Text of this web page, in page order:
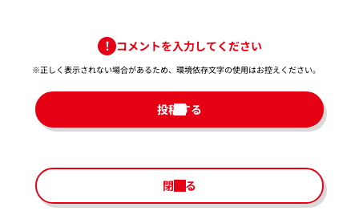
コメントを入力してください
※正しく表示されない場合があるため、環境依存文字の使用はお控えください。​
投稿する
閉じる